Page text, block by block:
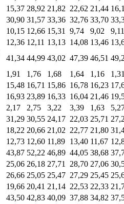
15,37 28,92 21,82 22,62 21,44
30,90 31,57 33,36 32,76 33,70
10,15 12,66 15,31 9,74 9,02
9,11
12,36 12,11 13,13 14,08 13,46
41,34 44,99 43,02 47,39 46,51
1,91 1,76 1,68 1,64 1,16
15,48 16,71 15,86 16,78 16,23
16,93 23,89 16,33 16,04 21,46
2,17 2,75 3,22 3,39 1,63
31,29 30,55 24,17 22,03 25,71
18,22 20,66 21,02 22,77 21,80
12,73 12,60 11,89 13,40 11,67
43,87 52,22 46,89 44,05 38,68
25,06 26,18 27,71 28,70 27,06
26,66 25,05 25,47 27,29 25,45
19,66 20,41 21,14 22,53 22,33
43,50 42,83 40,09 37,88 34,82